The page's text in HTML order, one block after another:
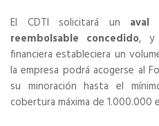
El CDTI solicitará un
reembolsable concedido, y
financiera estableciera un
la empresa podrá acogerse al
su minoración hasta el
cobertura máxima de 1.000.000